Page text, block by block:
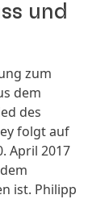
und
zum
dem
des
folgt auf
April 2017
ist. Philipp